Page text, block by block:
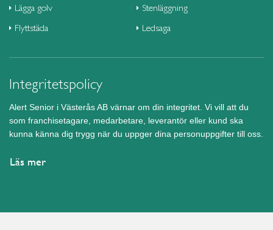
Lägga golv
Flyttstäda
Stenläggning
Ledsaga
Integritetspolicy
Alert Senior i Västerås AB värnar om din integritet. Vi vill att du
som franchisetagare, medarbetare, leverantör eller kund ska
kunna känna dig trygg när du uppger dina personuppgifter till oss.
Läs mer